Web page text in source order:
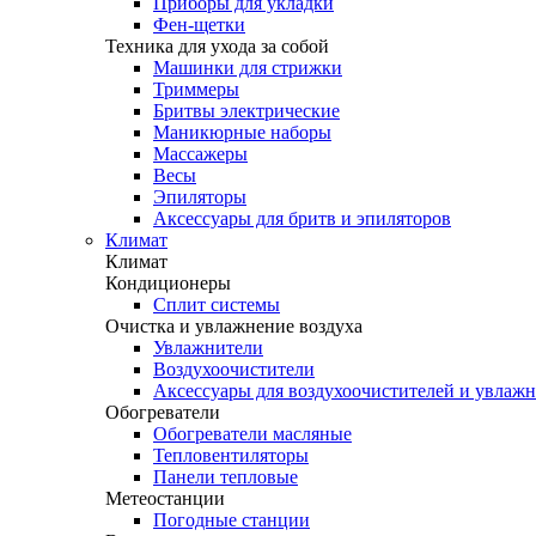
Фен-щетки
Техника для ухода за собой
Машинки для стрижки
Триммеры
Бритвы электрические
Маникюрные наборы
Массажеры
Весы
Эпиляторы
Аксессуары для бритв и эпиляторов
Климат
Климат
Кондиционеры
Сплит системы
Очистка и увлажнение воздуха
Увлажнители
Воздухоочистители
Аксессуары для воздухоочистителей и
Обогреватели
Обогреватели масляные
Тепловентиляторы
Панели тепловые
Метеостанции
Погодные станции